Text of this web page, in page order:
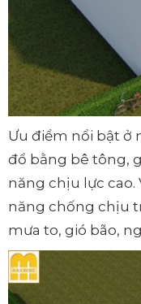
Ưu điểm nổi bật ở
đổ bằng bê tông,
năng chịu lực cao.
năng chống chịu
mưa to, gió bão,